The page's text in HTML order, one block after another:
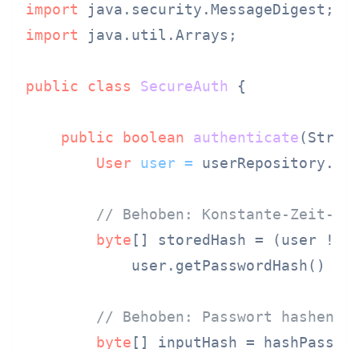
import
import java.util.Arrays;
public class SecureAuth {
public boolean authenticate
User
user =
// Behoben: Konstante-Zeit-
byte [] storedHash = (user !=
user.getPasswordHash() :
// Behoben: Passwort
byte [] inputHash =